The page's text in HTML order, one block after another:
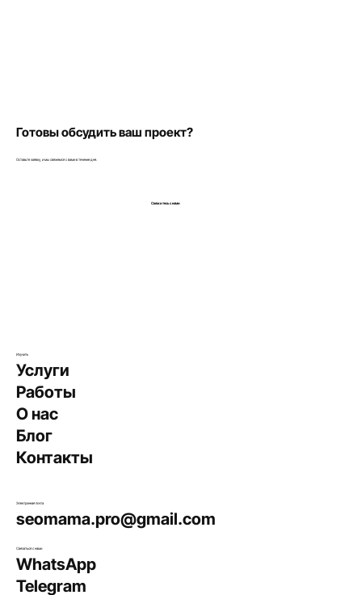
Готовы обсудить ваш проект?
Оставьте заявку, и мы свяжемся с вами в течение дня.
Свяжитесь с нами
Изучить
Услуги
Работы
О нас
Блог
Контакты
Электронная почта
seomama.pro@gmail.com
Связаться с нами
WhatsApp
Telegram